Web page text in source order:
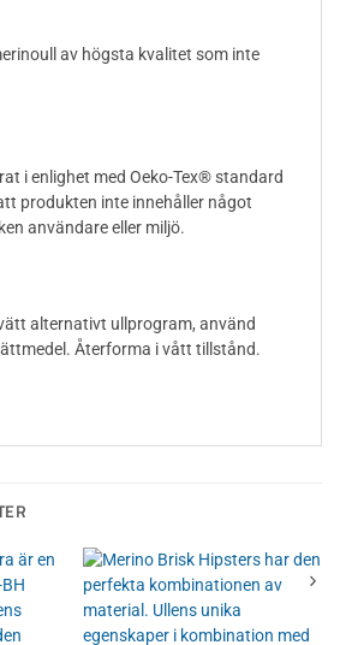
av högsta kvalitet som inte
i enlighet med Oeko-Tex® standard
produkten inte innehåller något
användare eller miljö.
alternativt ullprogram, använd
Återforma i vått tillstånd.